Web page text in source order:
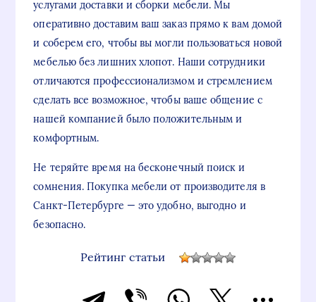
услугами доставки и сборки мебели. Мы
оперативно доставим ваш заказ прямо к вам домой
и соберем его, чтобы вы могли пользоваться новой
мебелью без лишних хлопот. Наши сотрудники
отличаются профессионализмом и стремлением
сделать все возможное, чтобы ваше общение с
нашей компанией было положительным и
комфортным.
Не теряйте время на бесконечный поиск и
сомнения. Покупка мебели от производителя в
Санкт-Петербурге — это удобно, выгодно и
безопасно.
Рейтинг статьи